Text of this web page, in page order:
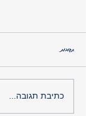
הפרדוקס של פסח -
תגובות
כתיבת תגובה...